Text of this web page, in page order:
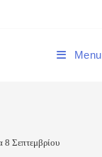
Menu
8 Σεπτεμβρίου